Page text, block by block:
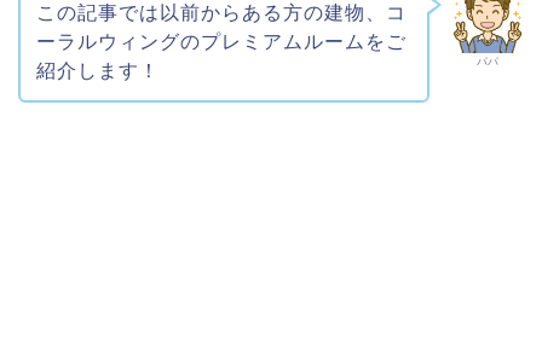
パパ
この記事では以前からある方の建物、コ
ーラルウィングのプレミアムルームをご
紹介します！